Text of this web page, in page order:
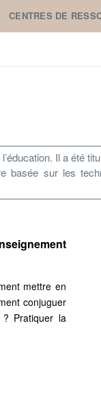
CENTRES DE
Il a été
basée sur les
mettre en
conjuguer
Pratiquer la